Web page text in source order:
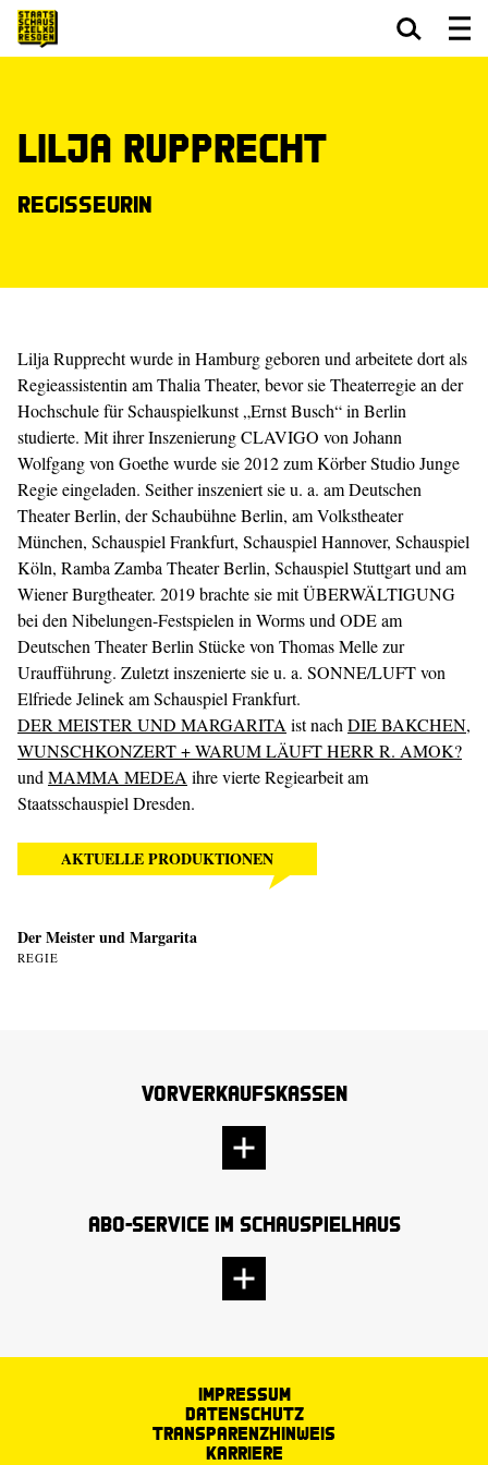
Lilja Rupprecht
Regisseurin
Lilja Rupprecht wurde in Hamburg geboren und arbeitete dort als
Regieassistentin am Thalia Theater, bevor sie Theaterregie an der
Hochschule für Schauspielkunst „Ernst Busch“ in Berlin
studierte. Mit ihrer Inszenierung CLAVIGO von Johann
Wolfgang von Goethe wurde sie 2012 zum Körber Studio Junge
Regie eingeladen. Seither inszeniert sie u. a. am Deutschen
Theater Berlin, der Schaubühne Berlin, am Volkstheater
München, Schauspiel Frankfurt, Schauspiel Hannover, Schauspiel
Köln, Ramba Zamba Theater Berlin, Schauspiel Stuttgart und am
Wiener Burgtheater. 2019 brachte sie mit ÜBERWÄLTIGUNG
bei den Nibelungen-Festspielen in Worms und ODE am
Deutschen Theater Berlin Stücke von Thomas Melle zur
Uraufführung. Zuletzt inszenierte sie u. a. SONNE/LUFT von
Elfriede Jelinek am Schauspiel Frankfurt.
DER MEISTER UND MARGARITA ist nach DIE BAKCHEN,
WUNSCHKONZERT + WARUM LÄUFT HERR R. AMOK?
und MAMMA MEDEA ihre vierte Regiearbeit am
Staatsschauspiel Dresden.
AKTUELLE PRODUKTIONEN
Der Meister und Margarita
REGIE
Vorverkaufskassen
Abo-Service im Schauspielhaus
Impressum
Datenschutz
Transparenzhinweis
Karriere